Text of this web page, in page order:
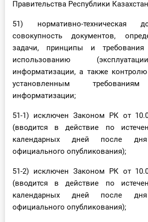
Правительства Республики
51) нормативно-техническая
совокупность документов,
задачи, принципы и
использованию
информатизации, а также контролю
установленным
информатизации;
51-1) исключен Законом РК от
(вводится в действие по
календарных дней после
официального опубликования);
51-2) исключен Законом РК от
(вводится в действие по
календарных дней после
официального опубликования);